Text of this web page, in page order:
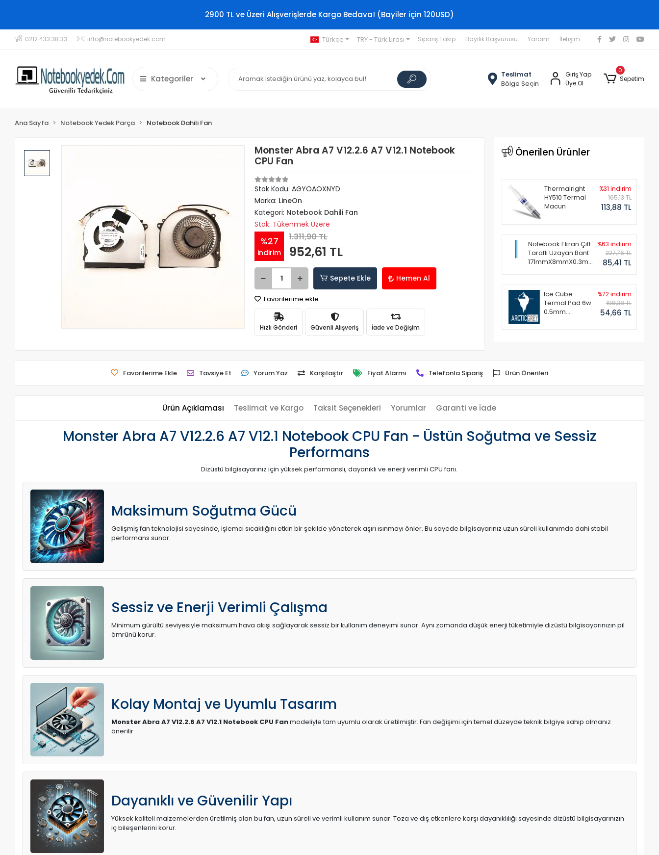
2900 TL ve Üzeri Alışverişlerde Kargo Bedava! (Bayiler için 120USD)
0212 433 38 33 info@notebookyedek.com Türkçe TRY - Türk Lirası Sipariş Takip Bayilik Başvurusu Yardım İletişim
Kategoriler
Teslimat
Bölge Seçin
Giriş Yap
Üye Ol
0
Sepetim
Ana Sayfa Notebook Yedek Parça Notebook Dahili Fan
Monster Abra A7 V12.2.6 A7 V12.1 Notebook
CPU Fan
Stok Kodu: AGYOAOXNYD
Marka: LineOn
Kategori: Notebook Dahili Fan
Stok: Tükenmek Üzere
%27
indirim
1.311,90 TL
952,61 TL
Sepete Ekle Hemen Al
Favorilerime ekle
Hızlı Gönderi Güvenli Alışveriş İade ve Değişim
Önerilen Ürünler
Thermalright
HY510 Termal
Macun
%31 indirim
165,13 TL
113,88 TL
Notebook Ekran Çift
Taraflı Uzayan Bant
171mmX8mmX0.3mm
%63 indirim
227,76 TL
85,41 TL
Ice Cube
Termal Pad 6w
0.5mm
%72 indirim
198,38 TL
54,66 TL
Favorilerime Ekle Tavsiye Et Yorum Yaz Karşılaştır Fiyat Alarmı Telefonla Sipariş Ürün Önerileri
Ürün Açıklaması Teslimat ve Kargo Taksit Seçenekleri Yorumlar Garanti ve İade
Monster Abra A7 V12.2.6 A7 V12.1 Notebook CPU Fan - Üstün Soğutma ve Sessiz
Performans
Dizüstü bilgisayarınız için yüksek performanslı, dayanıklı ve enerji verimli CPU fanı.
Maksimum Soğutma Gücü
Gelişmiş fan teknolojisi sayesinde, işlemci sıcaklığını etkin bir şekilde yöneterek aşırı ısınmayı önler. Bu sayede bilgisayarınız uzun süreli kullanımda dahi stabil
performans sunar.
Sessiz ve Enerji Verimli Çalışma
Minimum gürültü seviyesiyle maksimum hava akışı sağlayarak sessiz bir kullanım deneyimi sunar. Aynı zamanda düşük enerji tüketimiyle dizüstü bilgisayarınızın pil
ömrünü korur.
Kolay Montaj ve Uyumlu Tasarım
Monster Abra A7 V12.2.6 A7 V12.1 Notebook CPU Fanmodeliyle tam uyumlu olarak üretilmiştir. Fan değişimi için temel düzeyde teknik bilgiye sahip olmanız
önerilir.
Dayanıklı ve Güvenilir Yapı
Yüksek kaliteli malzemelerden üretilmiş olan bu fan, uzun süreli ve verimli kullanım sunar. Toza ve dış etkenlere karşı dayanıklılığı sayesinde dizüstü bilgisayarınızın
iç bileşenlerini korur.